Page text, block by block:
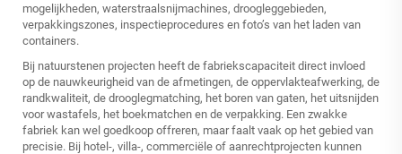
mogelijkheden, waterstraalsnijmachines, droogleggebieden,
verpakkingszones, inspectieprocedures en foto’s van het laden van
containers.
Bij natuurstenen projecten heeft de fabriekscapaciteit direct invloed
op de nauwkeurigheid van de afmetingen, de oppervlakteafwerking, de
randkwaliteit, de drooglegmatching, het boren van gaten, het uitsnijden
voor wastafels, het boekmatchen en de verpakking. Een zwakke
fabriek kan wel goedkoop offreren, maar faalt vaak op het gebied van
precisie. Bij hotel-, villa-, commerciële of aanrechtprojecten kunnen